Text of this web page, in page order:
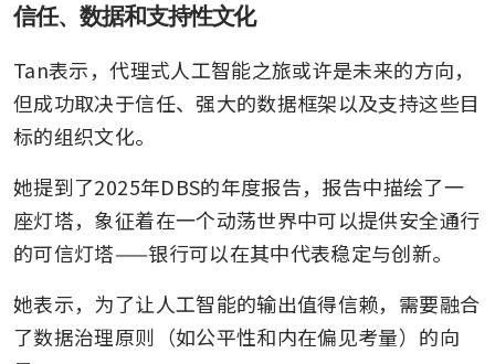
信任、数据和支持性文化
Tan表示，代理式人工智能之旅或许是未来的方向，
但成功取决于信任、强大的数据框架以及支持这些目
标的组织文化。
她提到了2025年DBS的年度报告，报告中描绘了一
座灯塔，象征着在一个动荡世界中可以提供安全通行
的可信灯塔——银行可以在其中代表稳定与创新。
她表示，为了让人工智能的输出值得信赖，需要融合
了数据治理原则（如公平性和内在偏见考量）的向